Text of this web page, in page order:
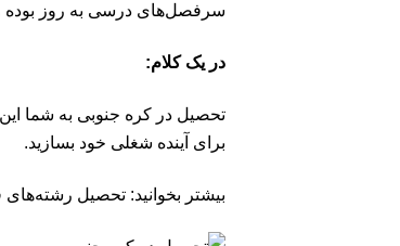
سرفصل‌های درسی به روز بوده
در یک کلام:
تحصیل در کره جنوبی به شما
برای آینده شغلی خود بسازید.
بیشتر بخوانید: تحصیل رشته‌های